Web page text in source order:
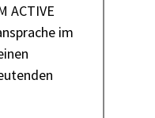
ACTIVE
im